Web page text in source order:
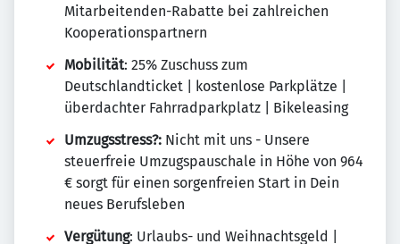
Mitarbeitenden-Rabatte bei zahlreichen
Kooperationspartnern
Mobilität: 25% Zuschuss zum
Deutschlandticket | kostenlose Parkplätze |
überdachter Fahrradparkplatz | Bikeleasing
Umzugsstress?: Nicht mit uns - Unsere
steuerfreie Umzugspauschale in Höhe von 964
€ sorgt für einen sorgenfreien Start in Dein
neues Berufsleben
Vergütung: Urlaubs- und Weihnachtsgeld |